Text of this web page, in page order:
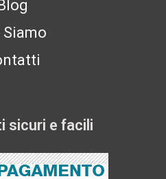
Blog
Siamo
sicuri e facili